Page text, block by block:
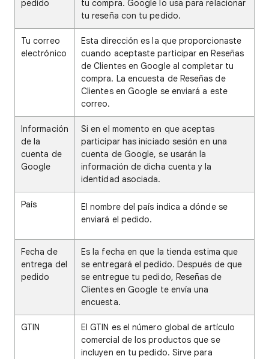
pedido
tu compra. Google lo usa para relacionar
tu reseña con tu pedido.
Tu correo
electrónico
Esta dirección es la que proporcionaste
cuando aceptaste participar en Reseñas
de Clientes en Google al completar tu
compra. La encuesta de Reseñas de
Clientes en Google se enviará a este
correo.
Información
de la
cuenta de
Google
Si en el momento en que aceptas
participar has iniciado sesión en una
cuenta de Google, se usarán la
información de dicha cuenta y la
identidad asociada.
País
El nombre del país indica a dónde se
enviará el pedido.
Fecha de
entrega del
pedido
Es la fecha en que la tienda estima que
se entregará el pedido. Después de que
se entregue tu pedido, Reseñas de
Clientes en Google te envía una
encuesta.
GTIN
El GTIN es el número global de artículo
comercial de los productos que se
incluyen en tu pedido. Sirve para